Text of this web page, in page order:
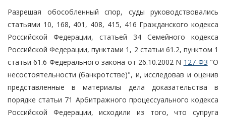
Разрешая обособленный спор, суды руководствовались
статьями 10, 168, 401, 408, 415, 416 Гражданского кодекса
Российской Федерации, статьей 34 Семейного кодекса
Российской Федерации, пунктами 1, 2 статьи 61.2, пунктом 1
статьи 61.6 Федерального закона от 26.10.2002 N 127-ФЗ "О
несостоятельности (банкротстве)", и, исследовав и оценив
представленные в материалы дела доказательства в
порядке статьи 71 Арбитражного процессуального кодекса
Российской Федерации, исходили из того, что супруга